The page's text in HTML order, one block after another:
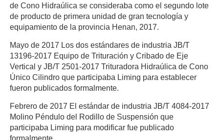
de Cono Hidraúlica se consideraba como el segundo lote
de producto de primera unidad de gran tecnología y
equipamiento de la provincia Henan, 2017.
Mayo de 2017 Los dos estándares de industria JB/T
13196-2017 Equipo de Trituración y Cribado de Eje
Vertical y JB/T 2501-2017 Trituradora Hidraúlica de Cono
Único Cilindro que participaba Liming para establecer
fueron publicados formalmente.
Febrero de 2017 El estándar de industria JB/T 4084-2017
Molino Péndulo del Rodillo de Suspensión que
participaba Liming para modificar fue publicado
formalmente.